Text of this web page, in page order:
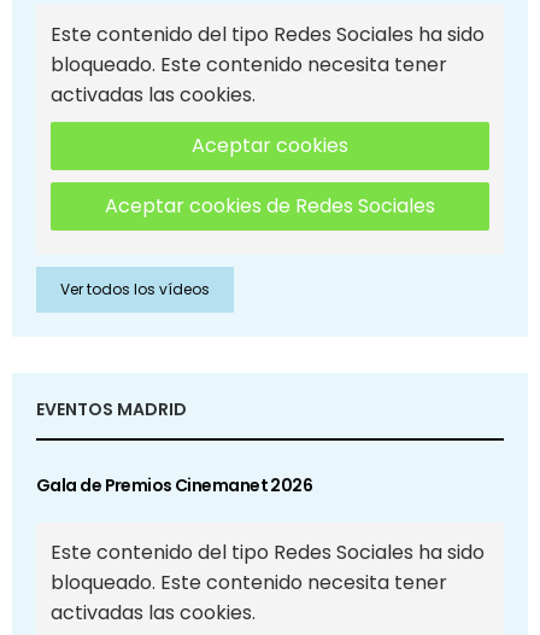
Este contenido del tipo Redes Sociales ha sido
bloqueado. Este contenido necesita tener
activadas las cookies.
Aceptar cookies
Aceptar cookies de Redes Sociales
Ver todos los vídeos
EVENTOS MADRID
Gala de Premios Cinemanet 2026
Este contenido del tipo Redes Sociales ha sido
bloqueado. Este contenido necesita tener
activadas las cookies.